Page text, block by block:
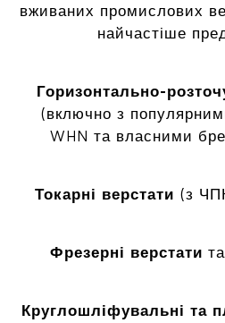
вживаних промислових
найчастіше
Горизонтально-
(включно з
WHN та власними
Токарні верстати (з
Фрезерні верстати
Круглошліфувальні та